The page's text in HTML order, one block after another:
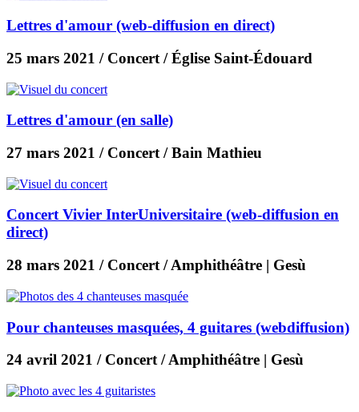
Lettres d'amour (web-diffusion en direct)
25 mars 2021 / Concert / Église Saint-Édouard
Lettres d'amour (en salle)
27 mars 2021 / Concert / Bain Mathieu
Concert Vivier InterUniversitaire (web-diffusion en
direct)
28 mars 2021 / Concert / Amphithéâtre | Gesù
Pour chanteuses masquées, 4 guitares (webdiffusion)
24 avril 2021 / Concert / Amphithéâtre | Gesù